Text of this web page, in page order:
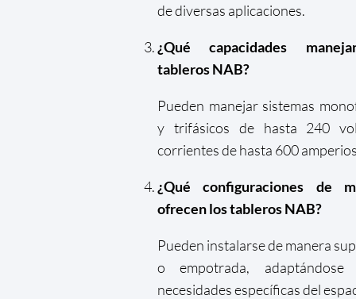
de diversas aplicaciones.
¿Qué capacidades
tableros NAB?
Pueden manejar sistemas
y trifásicos de hasta 240
corrientes de hasta 600
¿Qué configuraciones de
ofrecen los tableros NAB?
Pueden instalarse de manera
o empotrada,
necesidades específicas del